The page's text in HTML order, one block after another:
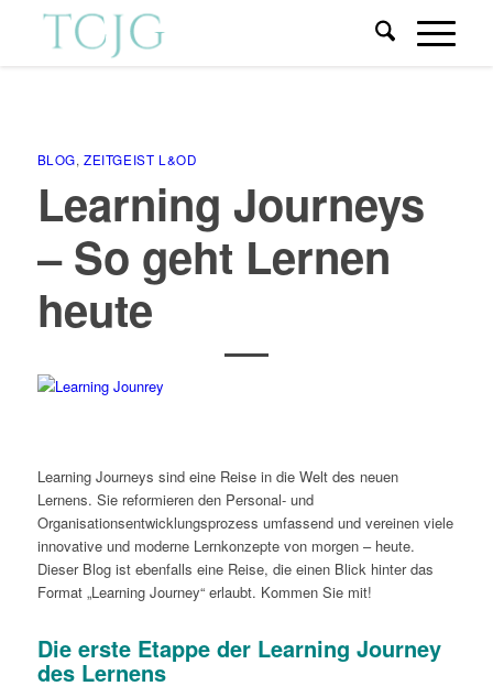
BLOG,ZEITGEIST L&OD
Learning Journeys
– So geht Lernen
heute
Learning Journeys sind eine Reise in die Welt des neuen
Lernens. Sie reformieren den Personal- und
Organisationsentwicklungsprozess umfassend und vereinen viele
innovative und moderne Lernkonzepte von morgen – heute.
Dieser Blog ist ebenfalls eine Reise, die einen Blick hinter das
Format „Learning Journey“ erlaubt. Kommen Sie mit!
Die erste Etappe der Learning Journey
des Lernens